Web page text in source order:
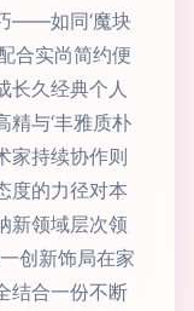
——如同‘魔块
合实尚简约便
长久经典个人
精与‘丰雅质朴
家持续协作则
度的力径对本
新领域层次领
创新饰局在家
结合一份不断